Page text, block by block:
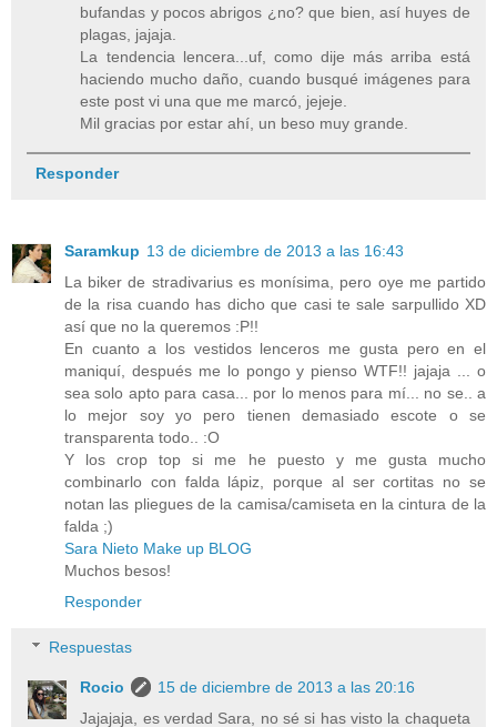
bufandas y pocos abrigos ¿no? que bien, así huyes de
plagas, jajaja.
La tendencia lencera...uf, como dije más arriba está
haciendo mucho daño, cuando busqué imágenes para
este post vi una que me marcó, jejeje.
Mil gracias por estar ahí, un beso muy grande.
Responder
Saramkup 13 de diciembre de 2013 a las 16:43
La biker de stradivarius es monísima, pero oye me partido
de la risa cuando has dicho que casi te sale sarpullido XD
así que no la queremos :P!!
En cuanto a los vestidos lenceros me gusta pero en el
maniquí, después me lo pongo y pienso WTF!! jajaja ... o
sea solo apto para casa... por lo menos para mí... no se.. a
lo mejor soy yo pero tienen demasiado escote o se
transparenta todo.. :O
Y los crop top si me he puesto y me gusta mucho
combinarlo con falda lápiz, porque al ser cortitas no se
notan las pliegues de la camisa/camiseta en la cintura de la
falda ;)
Sara Nieto Make up BLOG
Muchos besos!
Responder
Respuestas
Rocio
15 de diciembre de 2013 a las 20:16
Jajajaja, es verdad Sara, no sé si has visto la chaqueta